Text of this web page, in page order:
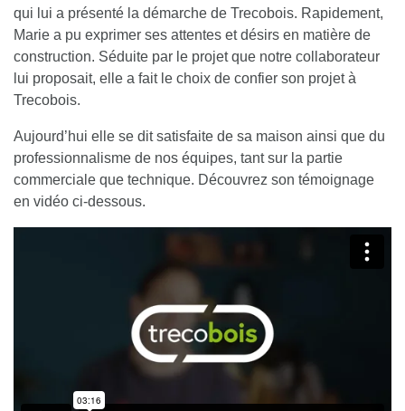
qui lui a présenté la démarche de Trecobois. Rapidement,
Marie a pu exprimer ses attentes et désirs en matière de
construction. Séduite par le projet que notre collaborateur
lui proposait, elle a fait le choix de confier son projet à
Trecobois.
Aujourd’hui elle se dit satisfaite de sa maison ainsi que du
professionnalisme de nos équipes, tant sur la partie
commerciale que technique. Découvrez son témoignage
en vidéo ci-dessous.